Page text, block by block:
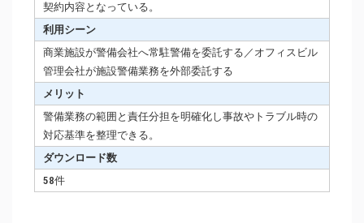
契約内容となっている。
利用シーン
商業施設が警備会社へ常駐警備を委託する／オフィスビル
管理会社が施設警備業務を外部委託する
メリット
警備業務の範囲と責任分担を明確化し事故やトラブル時の
対応基準を整理できる。
ダウンロード数
58件